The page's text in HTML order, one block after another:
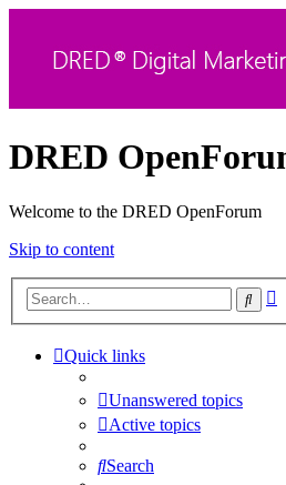
DRED
Welcome to the DRED OpenForum
Skip to content
Quick links
Unanswered topics
Active topics
Search